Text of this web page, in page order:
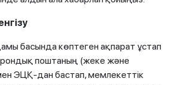
басында көптеген ақпарат ұстап
поштаның (жеке және
ЭЦҚ-дан бастап, мемлекеттік